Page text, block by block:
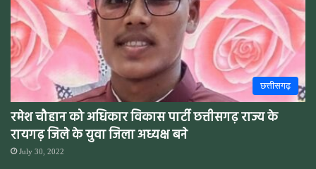
छत्तीसगढ़
रमेश चौहान को अधिकार विकास पार्टी छत्तीसगढ़ राज्य के
रायगढ़ जिले के युवा जिला अध्यक्ष बने
July 30, 2022